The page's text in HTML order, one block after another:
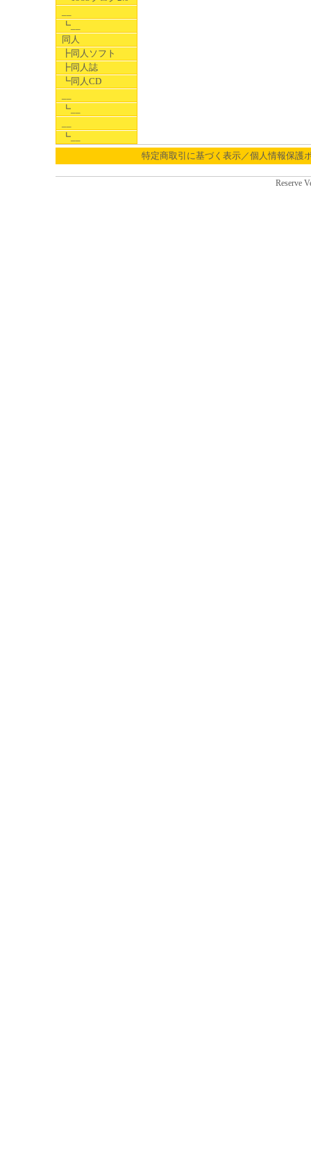
┗__
同人
┣同人ソフト
┣同人誌
┗同人CD
┗__
┗__
特定商取引に基づく表示／個人情報保護
Reserve